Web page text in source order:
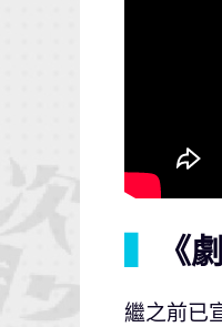
《
繼之前已